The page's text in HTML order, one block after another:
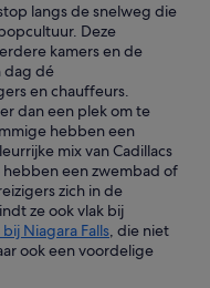
langs de snelweg die
Deze
kamers en de
dag dé
en chauffeurs.
dan een plek om te
hebben een
mix van Cadillacs
een zwembad of
zich in de
ze ook vlak bij
Niagara Falls, die niet
ook een voordelige